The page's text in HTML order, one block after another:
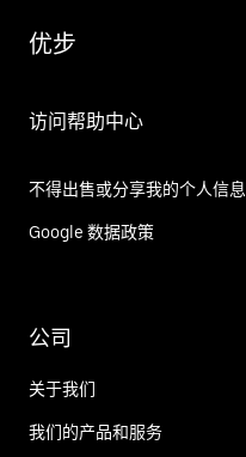
优步
访问帮助中心
不得出售或分享我的个人信息
Google 数据政策
公司
关于我们
我们的产品和服务